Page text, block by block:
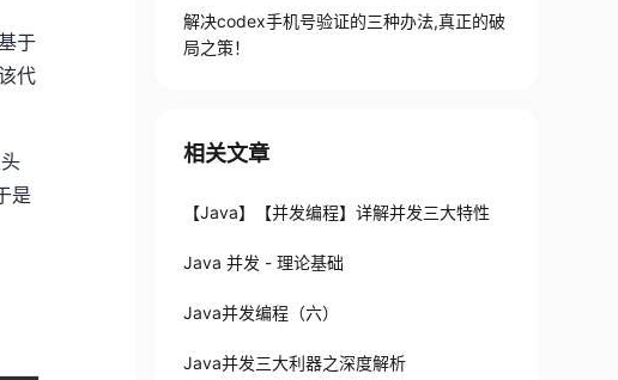
于
代
是
解决codex手机号验证的三种办法,真正的破
局之策！
相关文章
【Java】【并发编程】详解并发三大特性
Java 并发 - 理论基础
Java并发编程（六）
Java并发三大利器之深度解析